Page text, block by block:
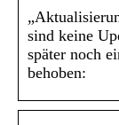
sind keine
später noch
behoben: